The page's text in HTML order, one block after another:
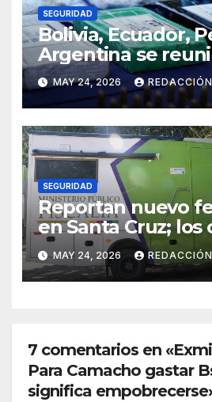
SEGURIDAD
Bolivia, Ecuador,
Argentina se
Santiago contra la
delincuencia
transnacional
MAY 24, 2026
SEGURIDAD
Reportan nuevo
en Santa Cruz; los
elevan a 33 en el
MAY 24, 2026
7 comentarios en
Para Camacho gastar
significa